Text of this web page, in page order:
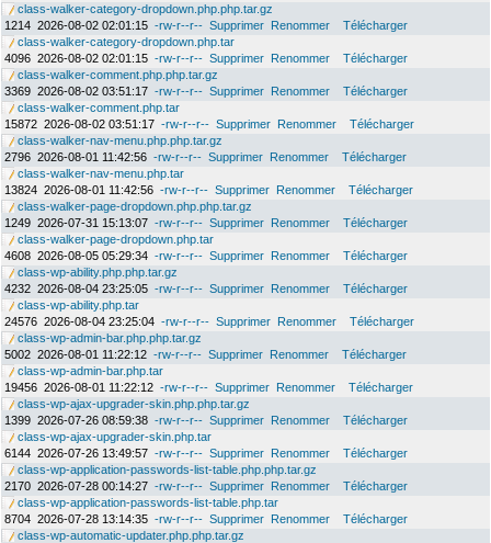
class-walker-category-dropdown.php.php.tar.gz
1214 2026-08-02 02:01:15 -rw-r--r-- Supprimer Renommer
Télécharger
class-walker-category-dropdown.php.tar
4096 2026-08-02 02:01:15 -rw-r--r-- Supprimer Renommer
Télécharger
class-walker-comment.php.php.tar.gz
3369 2026-08-02 03:51:17 -rw-r--r-- Supprimer Renommer
Télécharger
class-walker-comment.php.tar
15872 2026-08-02 03:51:17 -rw-r--r-- Supprimer Renommer
Télécharger
class-walker-nav-menu.php.php.tar.gz
2796 2026-08-01 11:42:56 -rw-r--r-- Supprimer Renommer
Télécharger
class-walker-nav-menu.php.tar
13824 2026-08-01 11:42:56 -rw-r--r-- Supprimer Renommer
Télécharger
class-walker-page-dropdown.php.php.tar.gz
1249 2026-07-31 15:13:07 -rw-r--r-- Supprimer Renommer
Télécharger
class-walker-page-dropdown.php.tar
4608 2026-08-05 05:29:34 -rw-r--r-- Supprimer Renommer
Télécharger
class-wp-ability.php.php.tar.gz
4232 2026-08-04 23:25:05 -rw-r--r-- Supprimer Renommer
Télécharger
class-wp-ability.php.tar
24576 2026-08-04 23:25:04 -rw-r--r-- Supprimer Renommer
Télécharger
class-wp-admin-bar.php.php.tar.gz
5002 2026-08-01 11:22:12 -rw-r--r-- Supprimer Renommer
Télécharger
class-wp-admin-bar.php.tar
19456 2026-08-01 11:22:12 -rw-r--r-- Supprimer Renommer
Télécharger
class-wp-ajax-upgrader-skin.php.php.tar.gz
1399 2026-07-26 08:59:38 -rw-r--r-- Supprimer Renommer
Télécharger
class-wp-ajax-upgrader-skin.php.tar
6144 2026-07-26 13:49:57 -rw-r--r-- Supprimer Renommer
Télécharger
class-wp-application-passwords-list-table.php.php.tar.gz
2170 2026-07-28 00:14:27 -rw-r--r-- Supprimer Renommer
Télécharger
class-wp-application-passwords-list-table.php.tar
8704 2026-07-28 13:14:35 -rw-r--r-- Supprimer Renommer
Télécharger
class-wp-automatic-updater.php.php.tar.gz